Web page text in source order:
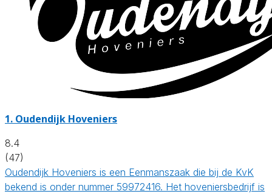
1. Oudendijk Hoveniers
8.4
(47)
Oudendijk Hoveniers is een Eenmanszaak die bij de KvK
bekend is onder nummer 59972416. Het hoveniersbedrijf is